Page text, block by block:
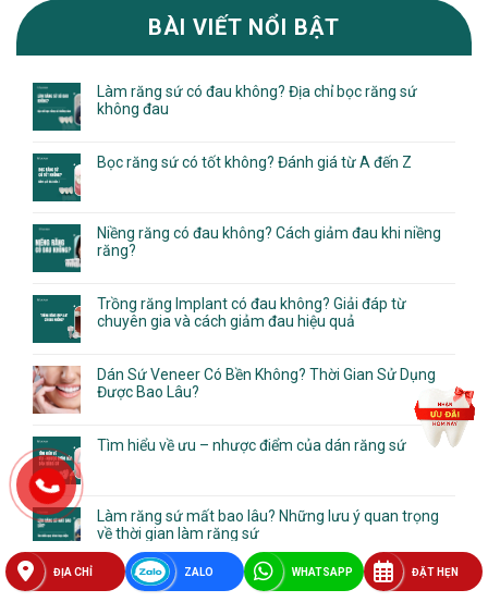
BÀI VIẾT NỔI BẬT
Làm răng sứ có đau không? Địa chỉ bọc răng sứ
không đau
Bọc răng sứ có tốt không? Đánh giá từ A đến Z
Niềng răng có đau không? Cách giảm đau khi niềng
răng?
Trồng răng Implant có đau không? Giải đáp từ
chuyên gia và cách giảm đau hiệu quả
Dán Sứ Veneer Có Bền Không? Thời Gian Sử Dụng
Được Bao Lâu?
Tìm hiểu về ưu – nhược điểm của dán răng sứ
Làm răng sứ mất bao lâu? Những lưu ý quan trọng
về thời gian làm răng sứ
Khám phá quy trình trồng răng Implant chuẩn từ A-Z
ĐỊA CHỈ ZALO WHATSAPP ĐẶT HẸN